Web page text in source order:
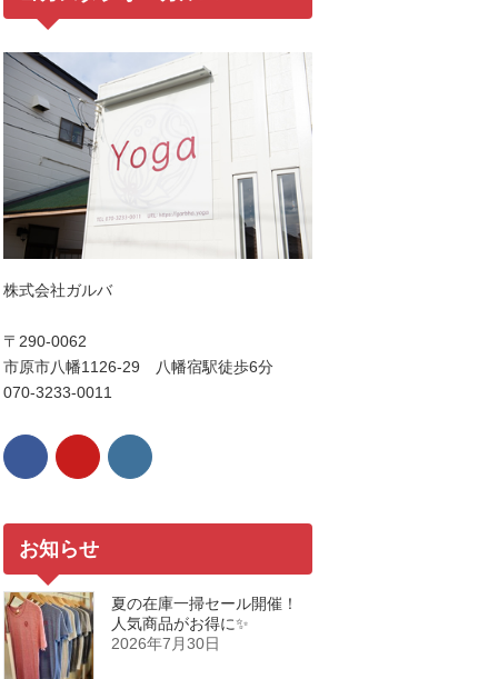
株式会社ガルバ
〒290-0062
市原市八幡1126-29 八幡宿駅徒歩6分
070-3233-0011
お知らせ
夏の在庫一掃セール開催！
人気商品がお得に✨
2026年7月30日